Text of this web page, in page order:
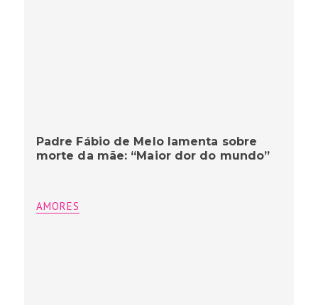
Padre Fábio de Melo lamenta sobre
morte da mãe: “Maior dor do mundo”
AMORES